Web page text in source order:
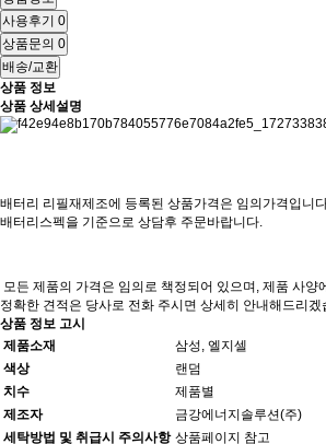
사용후기 0
상품문의 0
배송/교환
상품 정보
상품 상세설명
배터리 리필재제조에 등록된 상품가격은 임의가격입니
배터리스펙을 기준으로 상담후 주문바랍니다.
모든 제품의 가격은 임의로 책정되어 있으며, 제품 사양
정확한 견적은 당사로 전화 주시면 상세히 안내해드리겠
상품 정보 고시
제품소재
삼성, 엘지셀
색상
랜덤
치수
제품별
제조자
금강에너지솔루션(주)
세탁방법 및 취급시 주의사항 상품페이지 참고